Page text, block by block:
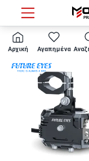
Αρχική Αγαπημένα
HOME ΜΟΤΟΣΥΚΛΕΤΑ